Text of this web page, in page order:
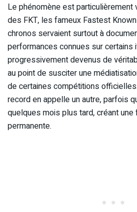
Le phénomène est particulièrement
des FKT, les fameux Fastest
chronos servaient surtout à
performances connues sur certains
progressivement devenus de
au point de susciter une
de certaines compétitions
record en appelle un autre, parfois
quelques mois plus tard, créant une
permanente.